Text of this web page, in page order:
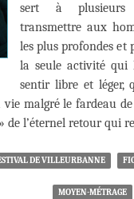
sert à plusieurs
transmettre aux
les plus profondes et
la seule activité qui
sentir libre et léger,
malgré le fardeau
de l’éternel retour qui
DE VILLEURBANNE
MOYEN-MÉTRAGE